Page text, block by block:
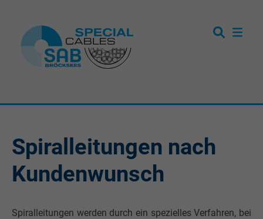
Spiralleitungen nach
Kundenwunsch
Spiralleitungen werden durch ein spezielles Verfahren, bei